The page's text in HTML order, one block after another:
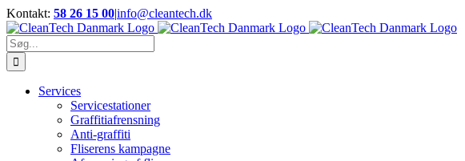
Skip
to
content
Kontakt: 58 26 15 00|info@cleantech.dk
Facebook
LinkedIn
YouTube
Søg
efter:
Services
Servicestationer
Graffitiafrensning
Anti-graffiti
Fliserens kampagne